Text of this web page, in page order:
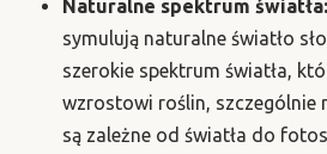
Naturalne spektrum światła:
symulują naturalne światło
szerokie spektrum światła,
wzrostowi roślin, szczególnie
są zależne od światła do